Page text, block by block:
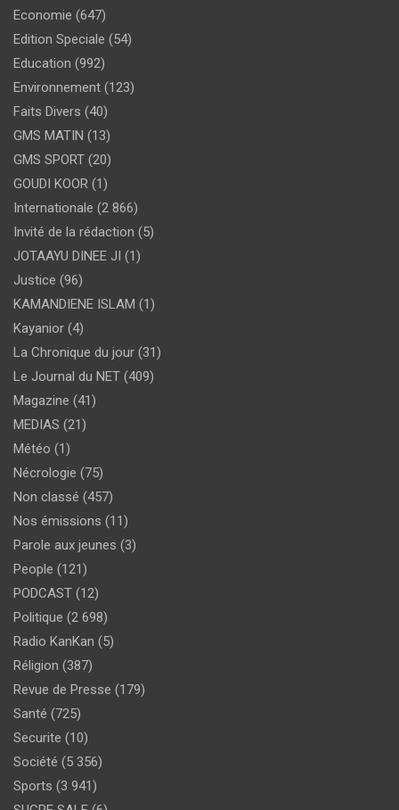
Economie (647)
Edition Speciale (54)
Education (992)
Environnement (123)
Faits Divers (40)
GMS MATIN (13)
GMS SPORT (20)
GOUDI KOOR (1)
Internationale (2 866)
Invité de la rédaction (5)
JOTAAYU DINEE JI (1)
Justice (96)
KAMANDIENE ISLAM (1)
Kayanior (4)
La Chronique du jour (31)
Le Journal du NET (409)
Magazine (41)
MEDIAS (21)
Météo (1)
Nécrologie (75)
Non classé (457)
Nos émissions (11)
Parole aux jeunes (3)
People (121)
PODCAST (12)
Politique (2 698)
Radio KanKan (5)
Réligion (387)
Revue de Presse (179)
Santé (725)
Securite (10)
Société (5 356)
Sports (3 941)